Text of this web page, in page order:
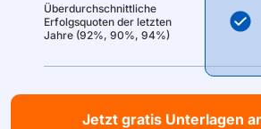
Überdurchschnittliche
Erfolgsquoten der letzten
Jahre (92%, 90%, 94%)
Jetzt gratis Unterlagen